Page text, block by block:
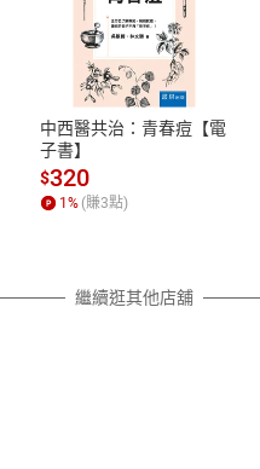
退換貨規範
是否提供消費者保護法七日猶
，遽消費者保護法及通訊交
理例外情事適用準則，依商
有不同規定。詳細退換貨說明
商品說明。
中西醫共治：青春痘【電
子書】
$320
1 % (賺3點)
繼續逛其他店舖